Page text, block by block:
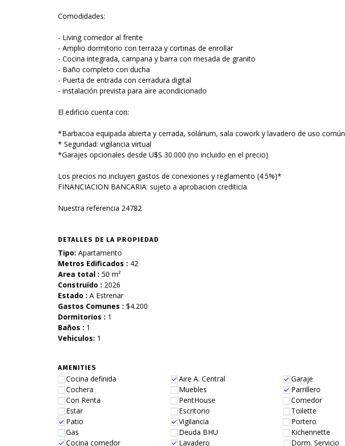
Comodidades:
- Living comedor al frente
- Amplio dormitorio con terraza y cortinas de enrollar
- Cocina integrada, campana y barra con mesada de granito
- Baño completo con ducha
- Puerta de entrada con cerradura digital
- instalación prevista para aire acondicionado
El edificio cuenta con:
*Barbacoa equipada abierta y cerrada, solárium, sala cowork y lavadero de uso común
* Seguridad: vigilancia virtual
*Garajes opcionales desde U$S 30.000 (no incluido en el precio)
Los precios no incluyen gastos de conexiones y reglamento (4.5%)*
FINANCIACION BANCARIA: sujeto a aprobacion crediticia
Nuestra referencia 24782
DETALLES DE LA PROPIEDAD
Tipo: Apartamento
Metros Edificados : 42
Area total : 50 m²
Construído : 2026
Estado : A Estrenar
Gastos Comunes : $4.200
Dormitorios : 1
Baños : 1
Vehiculos: 1
AMENITIES
Cocina definida Aire A. Central
Garaje
Cochera
Muebles
Parrillero
Con Renta
PentHouse
Comedor
Estar
Escritorio
Toilette
Patio
Vigilancia
Portero
Gas
Deuda BHU
Kichennette
Cocina comedor
Lavadero Dorm. Servicio